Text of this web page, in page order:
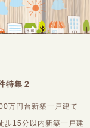
特集２
万円台新築一戸建て
歩15分以内新築一戸建